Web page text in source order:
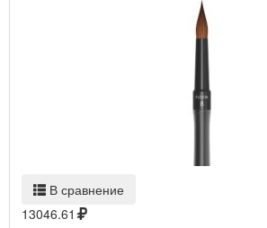
В сравнение
13046.61